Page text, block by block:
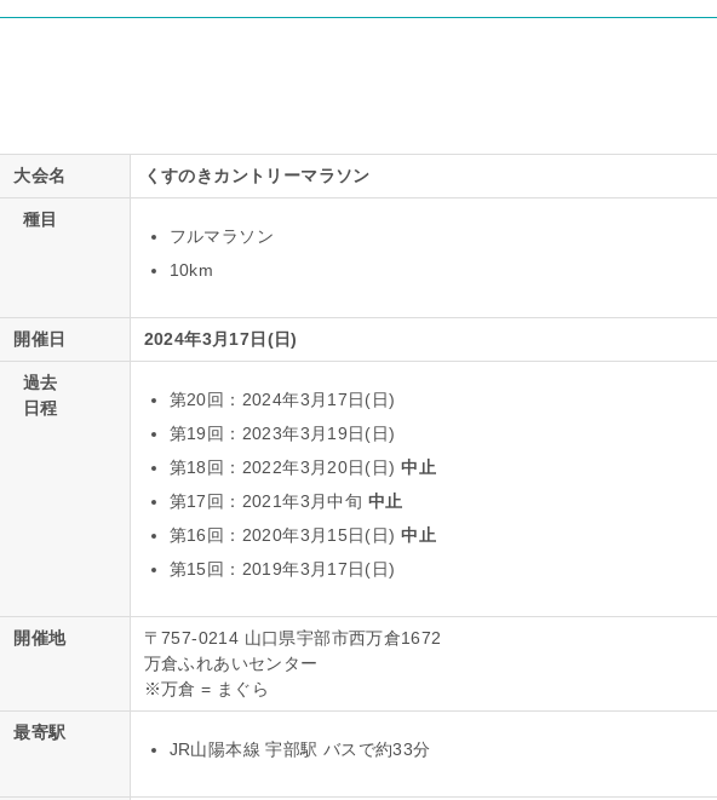
大会名 くすのきカントリーマラソン
種目
フルマラソン
10km
開催日 2024年3月17日(日)
過去
日程
第20回：2024年3月17日(日)
第19回：2023年3月19日(日)
第18回：2022年3月20日(日)中止
第17回：2021年3月中旬 中止
第16回：2020年3月15日(日)中止
第15回：2019年3月17日(日)
開催地
〒757-0214 山口県宇部市西万倉1672
万倉ふれあいセンター
※万倉 = まぐら
最寄駅
JR山陽本線 宇部駅 バスで約33分